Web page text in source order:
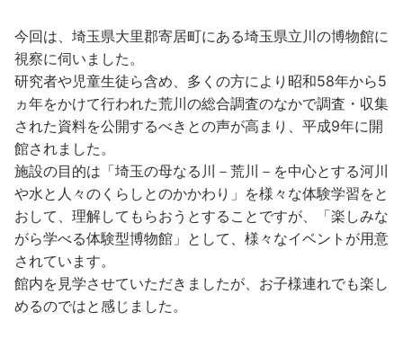
今回は、埼玉県大里郡寄居町にある埼玉県立川の博物館に
視察に伺いました。
研究者や児童生徒ら含め、多くの方により昭和58年から5
ヵ年をかけて行われた荒川の総合調査のなかで調査・収集
された資料を公開するべきとの声が高まり、平成9年に開
館されました。
施設の目的は「埼玉の母なる川－荒川－を中心とする河川
や水と人々のくらしとのかかわり」を様々な体験学習をと
おして、理解してもらおうとすることですが、「楽しみな
がら学べる体験型博物館」として、様々なイベントが用意
されています。
館内を見学させていただきましたが、お子様連れでも楽し
めるのではと感じました。